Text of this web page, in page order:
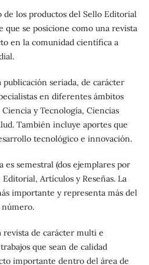
los productos del Sello Editorial
que se posicione como una revista
en la comunidad científica a
seriada, de carácter
en diferentes ámbitos
y Tecnología, Ciencias
También incluye aportes que
tecnológico e innovación.
es semestral (dos ejemplares por
Artículos y Reseñas. La
importante y representa más del
número.
de carácter multi e
que sean de calidad
importante dentro del área de